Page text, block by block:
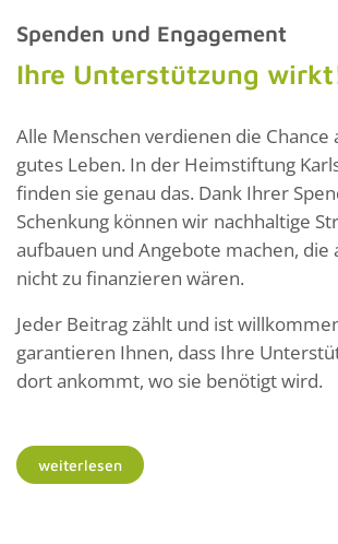
Spenden und Engagement
Ihre Unterstützung
Alle Menschen verdienen die Chance
gutes Leben. In der Heimstiftung
finden sie genau das. Dank Ihrer
Schenkung können wir nachhaltige
aufbauen und Angebote machen, die
nicht zu finanzieren wären.
Jeder Beitrag zählt und ist
garantieren Ihnen, dass Ihre
dort ankommt, wo sie benötigt wird.
weiterlesen